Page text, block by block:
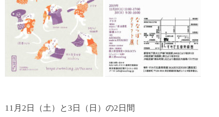
11月2日（土）と3日（日）の2日間